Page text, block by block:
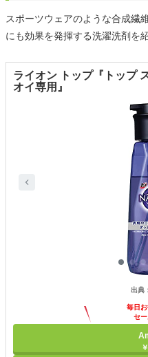
スポーツウェアのような合成繊
にも効果を発揮する洗濯洗剤を
ライオン トップ『トップ
オイ専用』
出典：
毎日
セ